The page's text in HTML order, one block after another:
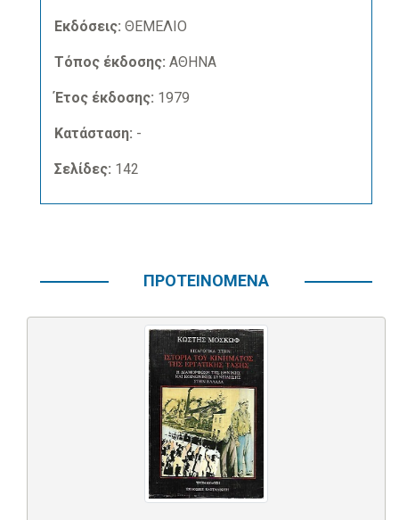
Εκδόσεις: ΘΕΜΕΛΙΟ
Τόπος έκδοσης: ΑΘΗΝΑ
Έτος έκδοσης: 1979
Κατάσταση: -
Σελίδες: 142
ΠΡΟΤΕΙΝΟΜΕΝΑ